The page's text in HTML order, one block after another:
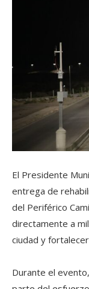
El Presidente
entrega de
del Periférico
directamente a
ciudad y
Durante el